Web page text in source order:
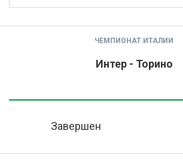
ЧЕМПИОНАТ ИТАЛИИ
Интер - Торино
Завершен